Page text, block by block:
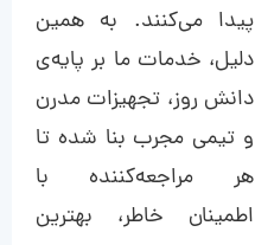
پیدا می‌کنند. به همین
دلیل، خدمات ما بر پایه‌ی
دانش روز، تجهیزات مدرن
و تیمی مجرب بنا شده تا
هر مراجعه‌کننده با
اطمینان خاطر، بهترین